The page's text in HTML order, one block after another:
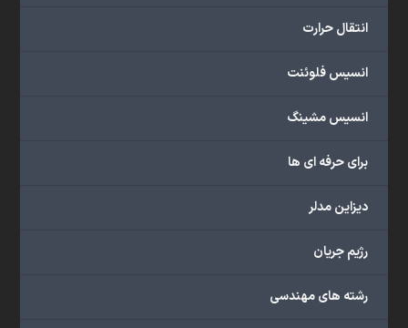
انتقال حرارت
انسیس فلوئنت
انسیس مشینگ
برای حرفه ای ها
دیزاین مدلر
رژیم جریان
رشته های مهندسی
(CFD)
هستند.
ما
گسترده‌ای
با
دانشگاهی،
صنعتی